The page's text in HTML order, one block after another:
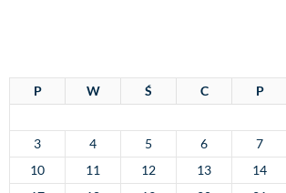
P W Ś C P
3
4 5 6 7
10
11 12 13 14